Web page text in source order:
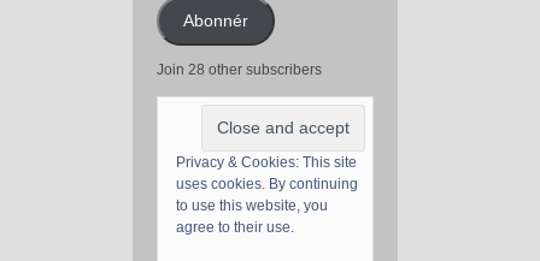
adresseAbonnér
Join 28 other subscribers
Privacy & Cookies: This site
uses cookies. By continuing
to use this website, you
agree to their use.